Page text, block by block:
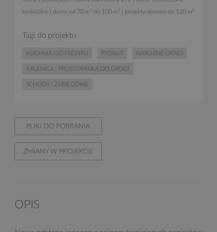
beskidzkie domy od 70 m² do 100 m² projekty domów do 120 m²
Tagi do projektu
KUCHNIA OD FRONTU RYZALIT NAROŻNE OKNO
KALENICA : PROSTOPADŁA DO DROGI
SCHODY : ZABIEGOWE
PLIKI DO POBRANIA
ZMIANY W PROJEKCIE
OPIS